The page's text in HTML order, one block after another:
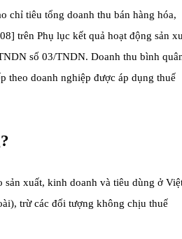
chỉ tiêu tổng doanh thu bán hàng hóa,
trên Phụ lục kết quả hoạt động sản
số 03/TNDN. Doanh thu bình
theo doanh nghiệp được áp dụng thuế
xuất, kinh doanh và tiêu dùng ở
trừ các đối tượng không chịu thuế